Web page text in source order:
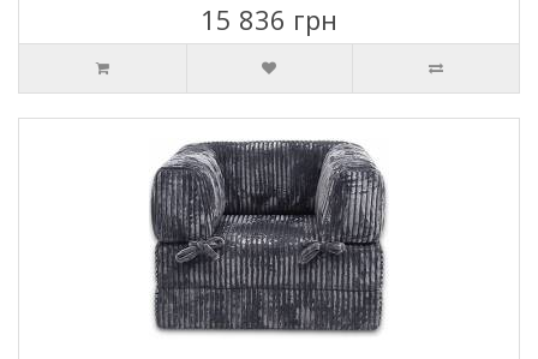
15 836 грн